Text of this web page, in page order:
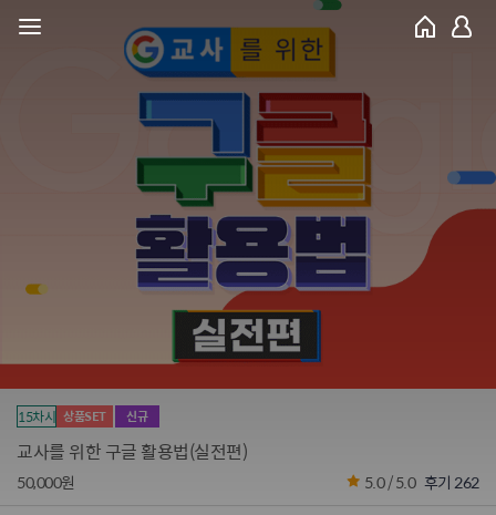
15차시 상품SET 신규
교사를 위한 구글 활용법(실전편)
50,000원 5.0 / 5.0 후기 262